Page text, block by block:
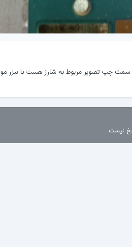
سمت چپ تصویر مربوط به شارژ هست با بیزر
نیست.